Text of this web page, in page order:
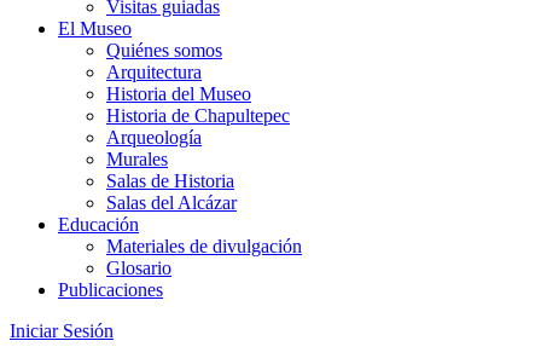
Visitas guiadas
El Museo
Quiénes somos
Arquitectura
Historia del Museo
Historia de Chapultepec
Arqueología
Murales
Salas de Historia
Salas del Alcázar
Educación
Materiales de divulgación
Glosario
Publicaciones
Iniciar Sesión